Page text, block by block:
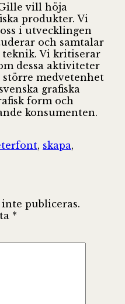
vill höja
produkter. Vi
i utvecklingen
och samtalar
teknik. Vi kritiserar
dessa aktiviteter
större medvetenhet
grafiska
form och
konsumenten.
Taggar
font, skapa,
publiceras.
*